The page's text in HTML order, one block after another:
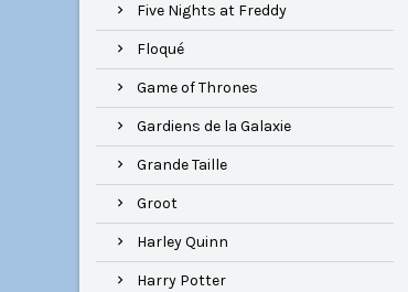
Five Nights at Freddy
Floqué
Game of Thrones
Gardiens de la Galaxie
Grande Taille
Groot
Harley Quinn
Harry Potter